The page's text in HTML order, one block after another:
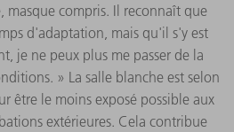
masque compris. Il reconnaît que
d'adaptation, mais qu'il s'y est
je ne peux plus me passer de la
» La salle blanche est selon
être le moins exposé possible aux
extérieures. Cela contribue